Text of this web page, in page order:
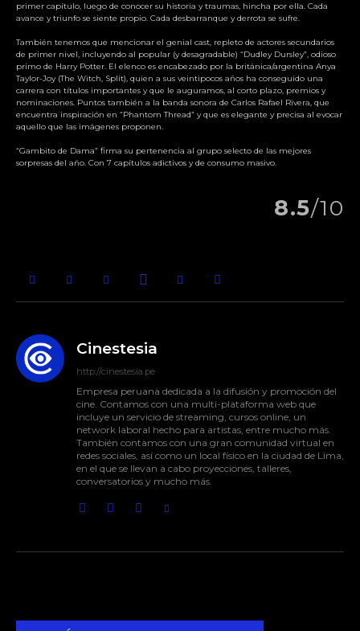
primer capítulo, luego de conocer su historia y traumas, hincha por ella. Cada
avance y triunfo se siente propio. Cada desbarranque y derrota se sufre.
También tenemos que mencionar el genial cast, repleto de actores secundarios
de primer nivel, incluyendo al popular (y desagradable) “Dudley Dursley”, odioso
primo de Harry Potter. El elenco es encabezado por la británica/argentina Anya
Taylor-Joy (The Witch, Split), quien a sus veintipocos años ha conseguido una
carrera con títulos importantes y que le auguramos, al corto plazo, premios y
nominaciones. Puntos también a la banda sonora de Carlos Rafael Rivera, que
encuentra inspiración en “Phantom Thread” y que es elegante y precisa al evocar
aquello que las imágenes proponen.
“Gambito de Dama” firma su pertenencia al grupo selecto de las mejores
sorpresas del año. Con 7 capítulos adictivos y de consumo masivo.
8.5/10
Cinestesia
http://cinestesia.pe
Empresa peruana dedicada a la difusión y promoción del
cine. Contamos con una multi-plataforma web que
incluye un servicio de streaming, cursos online, un
network laboral hecho para artistas, entre mucho más.
También contamos con una gran comunidad virtual en
redes sociales, así como un local físico en la ciudad de Lima,
en el que se llevan a cabo proyecciones, talleres,
conversatorios y mucho más.